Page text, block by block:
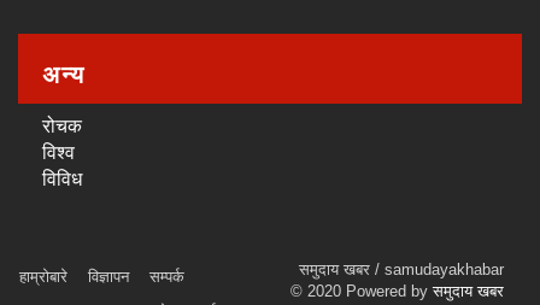
अन्य
रोचक
विश्व
विविध
हाम्रोबारे विज्ञापन
सम्पर्क
समुदाय खबर / samudayakhabar
© 2020 Powered byसमुदाय खबर